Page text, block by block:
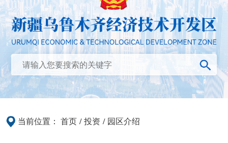
当前位置： 首页 /投资 / 园区介绍